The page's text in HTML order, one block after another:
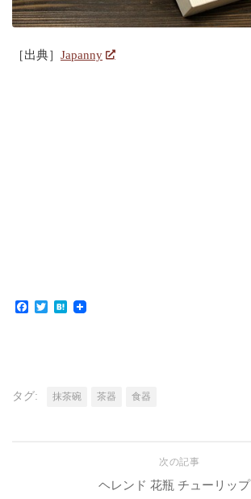
［出典］ Japanny
Facebook
TwitterHatena
タグ: 抹茶碗 茶器 食器
次の記事
ヘレンド 花瓶 チューリップ